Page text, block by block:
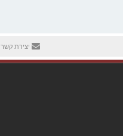
יצירת קשר